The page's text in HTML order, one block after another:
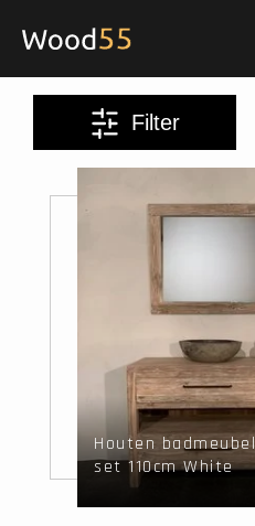
Filter
Kleur
Afmeting
Filter
Houten badmeubel
set 110cm White
Wash incl kast,
spiegel & waskom